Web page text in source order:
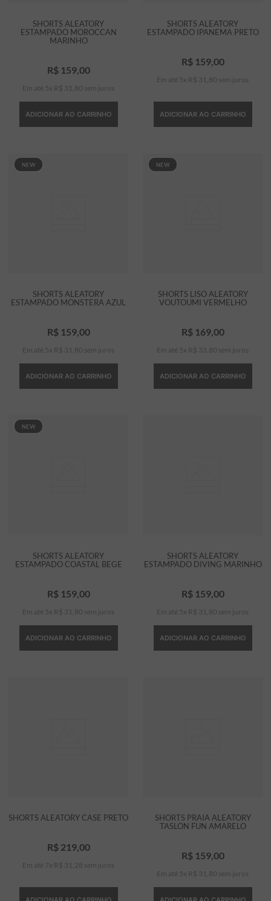
SHORTS ALEATORY
ESTAMPADO MOROCCAN
MARINHO
R$ 159, 00
Em até 5 x R$ 31 80 sem juros
ADICIONAR AO CARRINHO
SHORTS ALEATORY
ESTAMPADO IPANEMA PRETO
R$ 159, 00
Em até 5 x R$ 31 80 sem juros
ADICIONAR AO CARRINHO
NEW
SHORTS ALEATORY
ESTAMPADO MONSTERA AZUL
R$ 159, 00
Em até 5 x R$ 31 80 sem juros
ADICIONAR AO CARRINHO
NEW
SHORTS LISO ALEATORY
VOUTOUMI VERMELHO
R$ 169, 00
Em até 5 x R$ 33 80 sem juros
ADICIONAR AO CARRINHO
NEW
SHORTS ALEATORY
ESTAMPADO COASTAL BEGE
R$ 159, 00
Em até 5 x R$ 31 80 sem juros
ADICIONAR AO CARRINHO
SHORTS ALEATORY
ESTAMPADO DIVING MARINHO
R$ 159, 00
Em até 5 x R$ 31 80 sem juros
ADICIONAR AO CARRINHO
SHORTS ALEATORY CASE PRETO
R$ 219, 00
Em até 7 x R$ 31 28 sem juros
SHORTS PRAIA ALEATORY
TASLON FUN AMARELO
R$ 159, 00
Em até 5 x R$ 31 80 sem juros